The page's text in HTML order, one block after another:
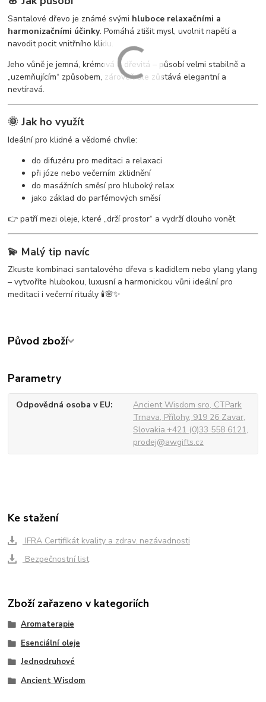
Santalové dřevo je známé svými hluboce relaxačními a
harmonizačními účinky. Pomáhá ztišit mysl, uvolnit napětí a
navodit pocit vnitřního klidu.
Jeho vůně je jemná, krémová a dřevitá – působí velmi stabilně a
„uzemňujícím“ způsobem, zároveň ale zůstává elegantní a
nevtíravá.
🌞 Jak ho využít
Ideální pro klidné a vědomé chvíle:
do difuzéru pro meditaci a relaxaci
při józe nebo večerním zklidnění
do masážních směsí pro hluboký relax
jako základ do parfémových směsí
👉 patří mezi oleje, které „drží prostor“ a vydrží dlouho vonět
💫 Malý tip navíc
Zkuste kombinaci santalového dřeva s kadidlem nebo ylang ylang
– vytvoříte hlubokou, luxusní a harmonickou vůni ideální pro
meditaci i večerní rituály 🕯️🌸✨
Původ zboží
Parametry
Odpovědná osoba v EU
Ancient Wisdom sro, CTPark
Trnava, Přílohy, 919 26 Zavar,
Slovakia.+421 (0)33 558 6121,
prodej@awgifts.cz
Ke stažení
IFRA Certifikát kvality a zdrav. nezávadnosti
Bezpečnostní list
Zboží zařazeno v kategoriích
Aromaterapie
Esenciální oleje
Jednodruhové
Ancient Wisdom